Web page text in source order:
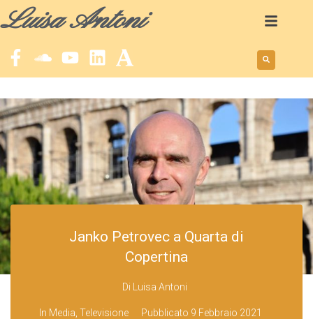
Luisa Antoni
Janko Petrovec a Quarta di
Copertina
Di Luisa Antoni
In Media Televisione Pubblicato 9 Febbraio 2021